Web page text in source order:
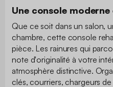
Une console
Que ce soit dans un salon,
chambre, cette console
pièce. Les rainures qui
note d'originalité à votre
atmosphère distinctive.
clés, courriers, chargeurs